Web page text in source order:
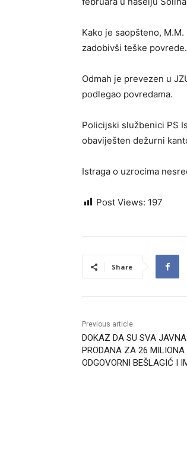
Kako je saopšteno,
zadobivši teške povrede.
Odmah je prevezen u
podlegao povredama.
Policijski službenici PS
obaviješten dežurni
Istraga o uzrocima
Post Views: 197
Share
Previous article
DOKAZ DA SU SVA
PRODANA ZA 26 MILIONA
ODGOVORNI BEŠLAGIĆ I